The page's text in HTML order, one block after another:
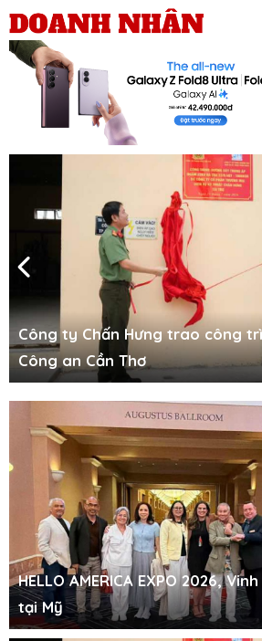
Công ty Chấn Hưng trao công
Công an Cần Thơ
HELLO AMERICA EXPO 2026,
tại Mỹ